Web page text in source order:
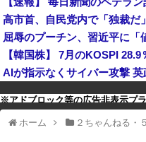
高市首、自民党内で「独裁だ
AIが指示なくサイバー攻撃
※アドブロック等の広告非表示プ
一部のコンテンツが表示されなく
たりする場合があります。
ホーム ２ちゃんねる・